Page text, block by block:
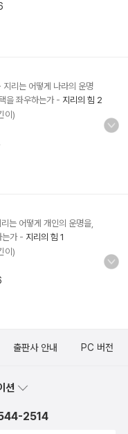
지리는 어떻게 나라의 운명
을 좌우하는가- 지리의 힘 2
이)
는 어떻게 개인의 운명을,
는가- 지리의 힘 1
이)
출판사 안내 PC 버전
션
2514